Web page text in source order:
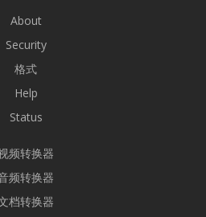
About
Security
格式
Help
Status
频转换器
频转换器
档转换器